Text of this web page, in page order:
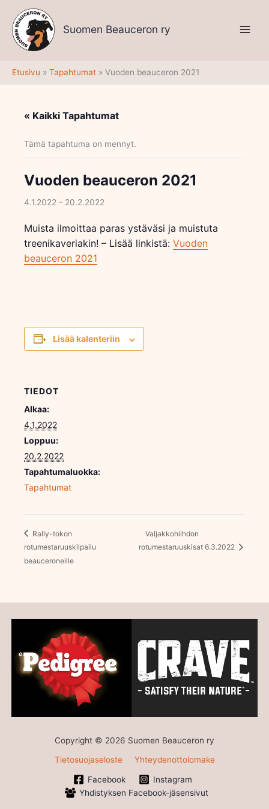
sisältöön
Suomen Beauceron ry
Etusivu Tapahtumat Vuoden beauceron 2021
« Kaikki Tapahtumat
Tämä tapahtuma on mennyt.
Vuoden beauceron 2021
4.1.2022 - 20.2.2022
Muista ilmoittaa paras ystäväsi ja muistuta
treenikaveriakin! – Lisää linkistä: Vuoden
beauceron 2021
Lisää kalenteriin
TIEDOT
Alkaa:
4.1.2022
Loppuu:
20.2.2022
Tapahtumaluokka:
Tapahtumat
Rally-tokon
rotumestaruuskilpailu
beauceroneille
Valjakkohiihdon
rotumestaruuskisat 6.3.2022
Copyright © 2026 Suomen Beauceron ry
Tietosuojaseloste
Yhteydenottolomake
Facebook
Instagram
Yhdistyksen Facebook-jäsensivut